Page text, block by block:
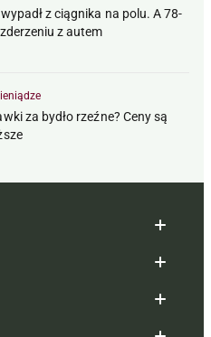
z ciągnika na polu. A 78-
z autem
za bydło rzeźne? Ceny są